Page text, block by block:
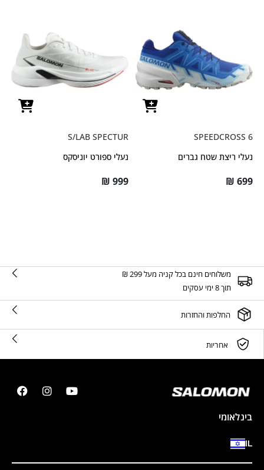
SPEEDCROSS 6
נעלי ריצת שטח גברים
₪ 699
S/LAB SPECTUR
נעלי ספורט יוניסקס
₪ 999
משלוחים חינם בכל קניה מעל 299 ₪
תוך 8 ימי עסקים
החלפות והחזרות
אחריות
בינלאומי
IL